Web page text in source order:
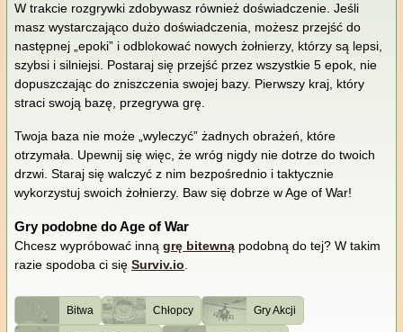
W trakcie rozgrywki zdobywasz również doświadczenie. Jeśli
masz wystarczająco dużo doświadczenia, możesz przejść do
następnej „epoki” i odblokować nowych żołnierzy, którzy są lepsi,
szybsi i silniejsi. Postaraj się przejść przez wszystkie 5 epok, nie
dopuszczając do zniszczenia swojej bazy. Pierwszy kraj, który
straci swoją bazę, przegrywa grę.
Twoja baza nie może „wyleczyć” żadnych obrażeń, które
otrzymała. Upewnij się więc, że wróg nigdy nie dotrze do twoich
drzwi. Staraj się walczyć z nim bezpośrednio i taktycznie
wykorzystuj swoich żołnierzy. Baw się dobrze w Age of War!
Gry podobne do Age of War
Chcesz wypróbować inną grę bitewną podobną do tej? W takim
razie spodoba ci się Surviv.io.
Bitwa Chłopcy Gry Akcji